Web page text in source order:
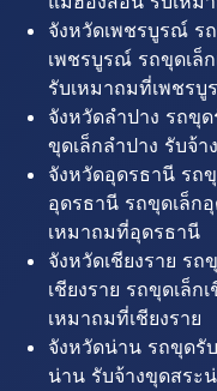
จังหวัดเพชรบูรณ์ ร
เพชรบูรณ์ รถขุดเล็
รับเหมาถมที่เพชรบู
จังหวัดลำปาง รถขุ
ขุดเล็กลำปาง รับจ้
จังหวัดอุดรธานี รถ
อุดรธานี รถขุดเล็ก
เหมาถมที่อุดรธานี
จังหวัดเชียงราย รถ
เชียงราย รถขุดเล็ก
เหมาถมที่เชียงราย
จังหวัดน่าน รถขุดรั
น่าน รับจ้างขุดสระ